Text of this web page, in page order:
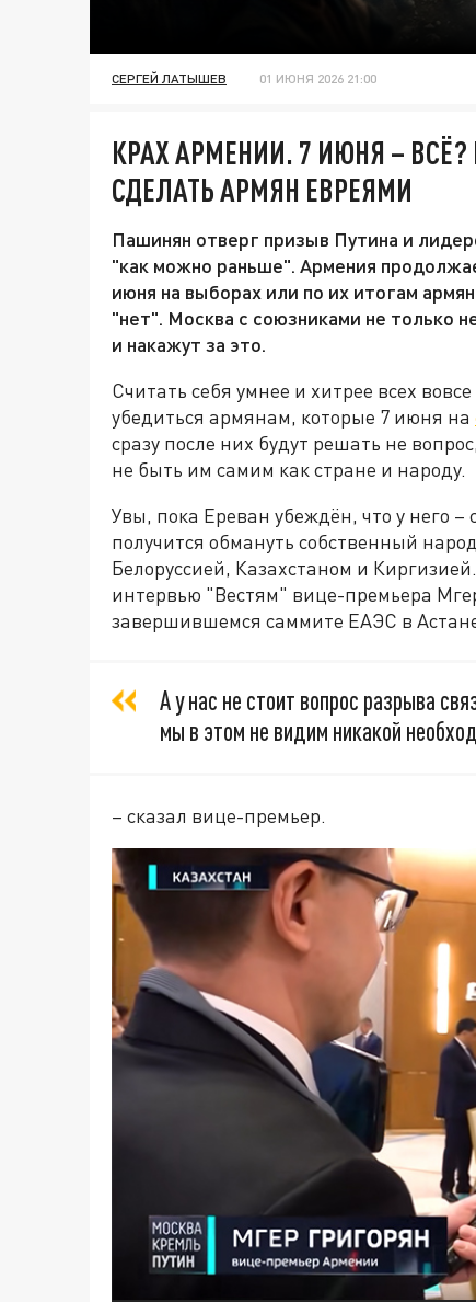
СЕРГЕЙ ЛАТЫШЕВ 01 ИЮНЯ 2026 21:00
КРАХ АРМЕНИИ. 7 ИЮНЯ –
СДЕЛАТЬ АРМЯН ЕВРЕЯМИ
Пашинян отверг призыв Путина и
"как можно раньше". Армения
июня на выборах или по их итогам
"нет". Москва с союзниками не только
и накажут за это.
Считать себя умнее и хитрее всех
убедиться армянам, которые 7 июня на
сразу после них будут решать не
не быть им самим как стране и народу.
Увы, пока Ереван убеждён, что у него –
получится обмануть собственный
Белоруссией, Казахстаном и
интервью "Вестям" вице-премьера
завершившемся саммите ЕАЭС в
А у нас не стоит вопрос разрыва
мы в этом не видим никакой
– сказал вице-премьер.